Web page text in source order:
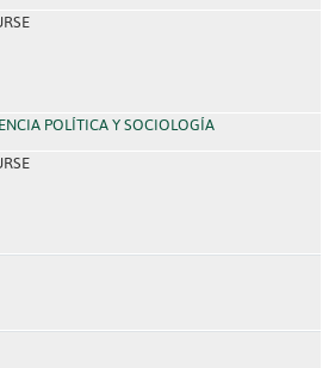
POLÍTICA Y SOCIOLOGÍA